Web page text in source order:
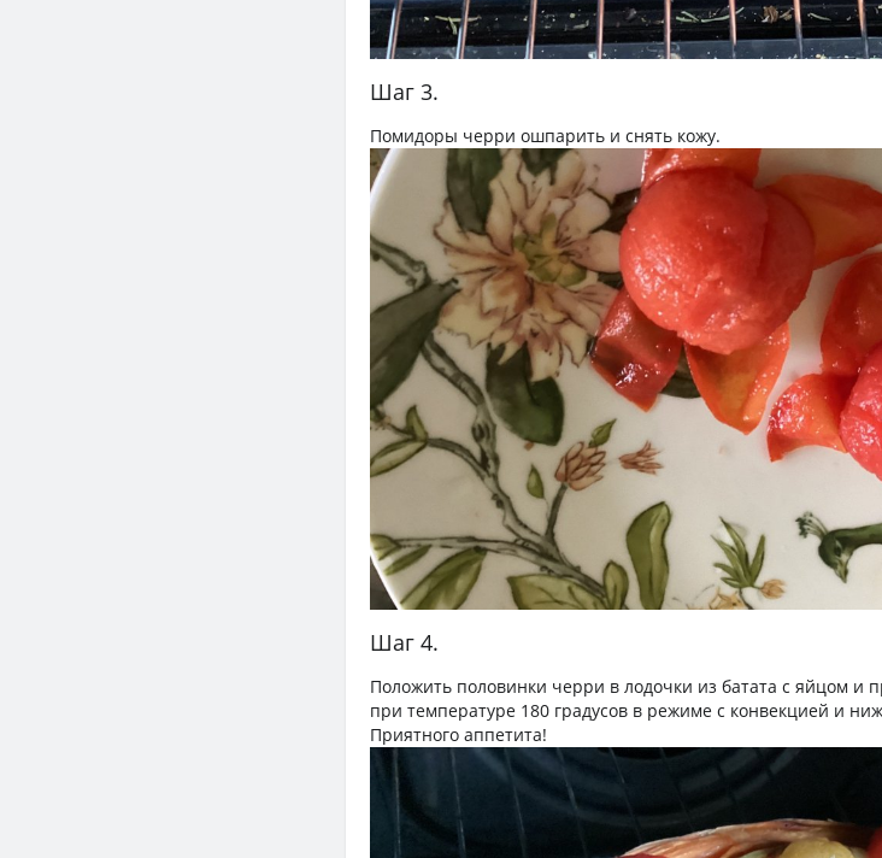
Шаг 3.
Помидоры черри ошпарить и снять кожу.
Шаг 4.
Положить половинки черри в лодочки из батата с яйцом и
при температуре 180 градусов в режиме с конвекцией и
Приятного аппетита!